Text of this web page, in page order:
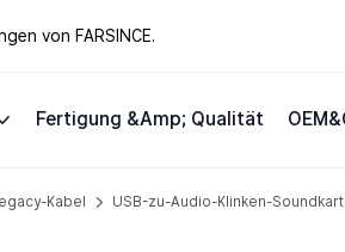
von FARSINCE.
Fertigung &amp; Qualität
Kabel USB-zu-Audio-Klinken-